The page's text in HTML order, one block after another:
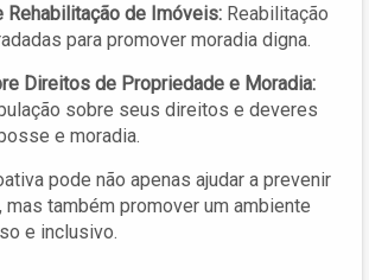
Rehabilitação de Imóveis: Reabilitação
para promover moradia digna.
Direitos de Propriedade e Moradia:
sobre seus direitos e deveres
e moradia.
pode não apenas ajudar a prevenir
também promover um ambiente
e inclusivo.